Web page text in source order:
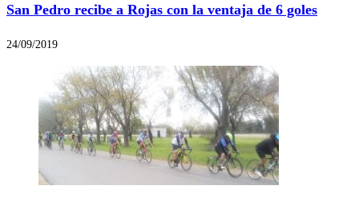
San Pedro recibe a Rojas con la ventaja de 6 goles
24/09/2019